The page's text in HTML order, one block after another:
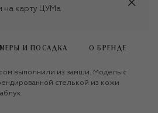
на карту ЦУМа
И ПОСАДКА О БРЕНДЕ
выполнили из замши. Модель с
стелькой из кожи